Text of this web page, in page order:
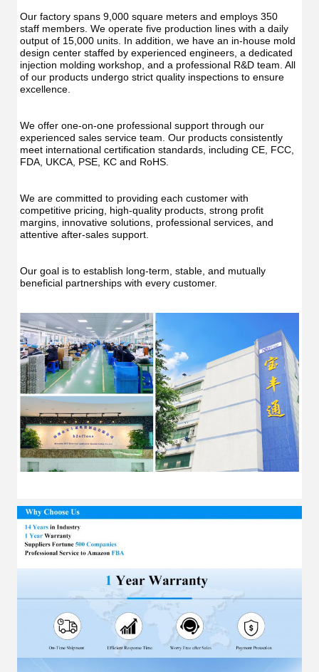
Cleaner
Water
Floss
Our factory spans 9,000 square meters and employs 350
staff members. We operate five production lines with a daily
output of 15,000 units. In addition, we have an in-house mold
design center staffed by experienced engineers, a dedicated
injection molding workshop, and a professional R&D team. All
of our products undergo strict quality inspections to ensure
excellence.
We offer one-on-one professional support through our
experienced sales service team. Our products consistently
meet international certification standards, including CE, FCC,
FDA, UKCA, PSE, KC and RoHS.
We are committed to providing each customer with
competitive pricing, high-quality products, strong profit
margins, innovative solutions, professional services, and
attentive after-sales support.
Our goal is to establish long-term, stable, and mutually
beneficial partnerships with every customer.